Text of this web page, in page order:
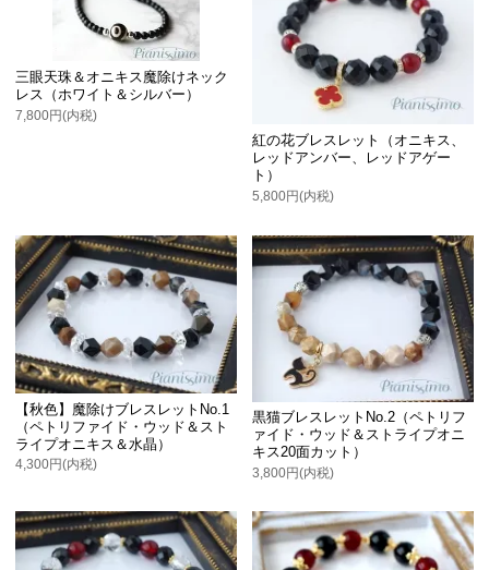
三眼天珠＆オニキス魔除けネック
レス（ホワイト＆シルバー）
7,800円(内税)
紅の花ブレスレット（オニキス、
レッドアンバー、レッドアゲー
ト）
5,800円(内税)
【秋色】魔除けブレスレットNo.1
（ペトリファイド・ウッド＆スト
ライプオニキス＆水晶）
4,300円(内税)
黒猫ブレスレットNo.2（ペトリフ
ァイド・ウッド＆ストライプオニ
キス20面カット）
3,800円(内税)